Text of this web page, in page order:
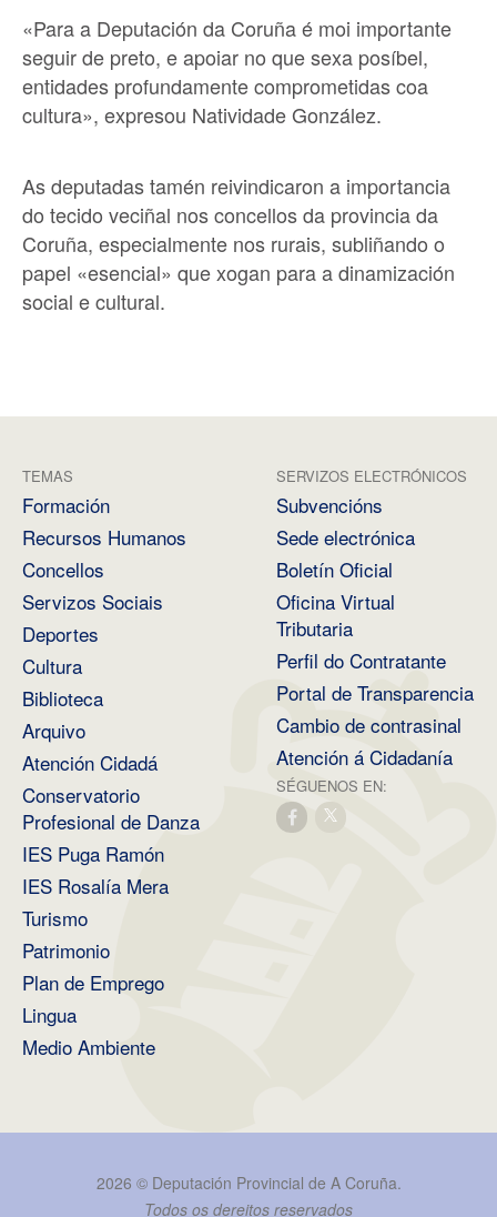
«Para a Deputación da Coruña é moi importante
seguir de preto, e apoiar no que sexa posíbel,
entidades profundamente comprometidas coa
cultura», expresou Natividade González.
As deputadas tamén reivindicaron a importancia
do tecido veciñal nos concellos da provincia da
Coruña, especialmente nos rurais, subliñando o
papel «esencial» que xogan para a dinamización
social e cultural.
TEMAS
Formación
Recursos Humanos
Concellos
Servizos Sociais
Deportes
Cultura
Biblioteca
Arquivo
Atención Cidadá
Conservatorio
Profesional de Danza
IES Puga Ramón
IES Rosalía Mera
Turismo
Patrimonio
Plan de Emprego
Lingua
Medio Ambiente
SERVIZOS ELECTRÓNICOS
Subvencións
Sede electrónica
Boletín Oficial
Oficina Virtual
Tributaria
Perfil do Contratante
Portal de Transparencia
Cambio de contrasinal
Atención á Cidadanía
SÉGUENOS EN:
2026 © Deputación Provincial de A Coruña.
Todos os dereitos reservados